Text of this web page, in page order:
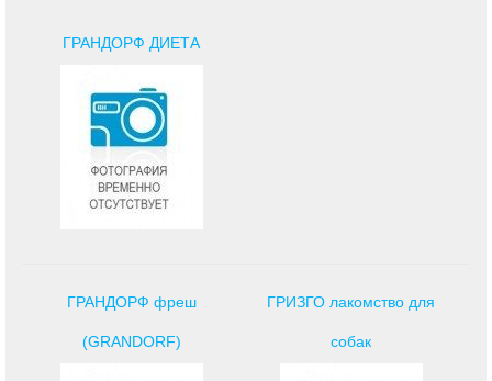
ГРАНДОРФ ДИЕТА
ГРАНДОРФ фреш
(GRANDORF)
ГРИЗГО лакомство для
собак